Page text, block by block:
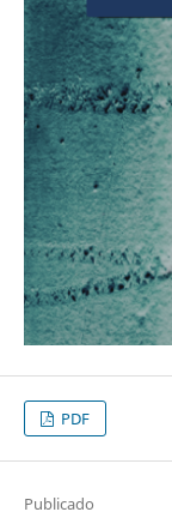
PDF
Publicado